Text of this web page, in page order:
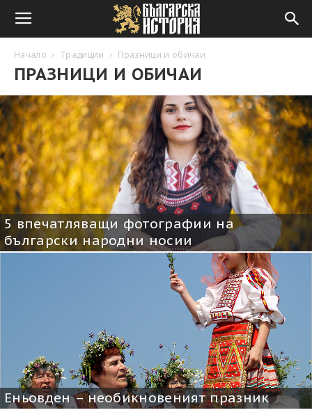
Начало Традиции Празници и обичаи
ПРАЗНИЦИ И ОБИЧАИ
5 впечатляващи фотографии на
български народни носии
Еньовден – необикновеният празник